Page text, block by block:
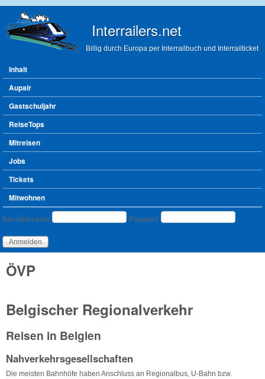
Interrailers.net
Billig durch Europa per Interrailbuch und Interrailticket
Hauptmenü
Inhalt
Aupair
Gastschuljahr
ReiseTops
Mitreisen
Jobs
Tickets
Mitwohnen
Benutzeranmeldung
Benutzername Passwort
ÖVP
Belgischer Regionalverkehr
Reisen in Belgien
Nahverkehrsgesellschaften
Die meisten Bahnhöfe haben Anschluss an Regionalbus, U-Bahn bzw.